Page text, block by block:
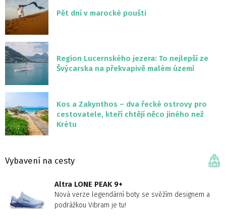
Pět dní v marocké poušti
Region Lucernského jezera: To nejlepší ze
Švýcarska na překvapivě malém území
Kos a Zakynthos – dva řecké ostrovy pro
cestovatele, kteří chtějí něco jiného než
Krétu
Vybavení na cesty
Altra LONE PEAK 9+
Nová verze legendární boty se svěžím designem a
podrážkou Vibram je tu!